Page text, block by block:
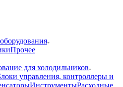
Прочее
для холодильников
управления, контроллеры и
ИнструментыРасходные